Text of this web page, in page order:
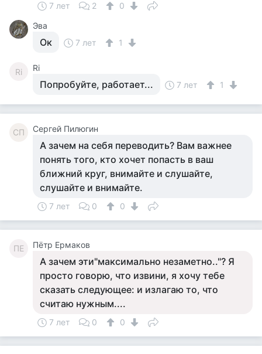
7 лет 2
0
Эва
Ок 7 лет 1
Ri Ri
Попробуйте, работает... 7 лет 1
СП Сергей Пилюгин
А зачем на себя переводить? Вам важнее
понять того, кто хочет попасть в ваш
ближний круг, внимайте и слушайте,
слушайте и внимайте.
7 лет 0 0
ПЕ Пётр Ермаков
А зачем эти"максимально незаметно.."? Я
просто говорю, что извини, я хочу тебе
сказать следующее: и излагаю то, что
считаю нужным....
7 лет 0 0